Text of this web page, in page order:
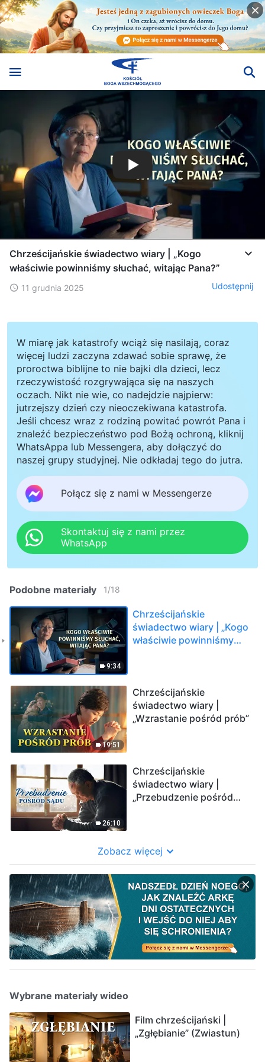
Chrześcijańskie świadectwo wiary | „Kogo
właściwie powinniśmy słuchać, witając Pana?”
11 grudnia 2025 Udostępnij
W miarę jak katastrofy wciąż się nasilają, coraz
więcej ludzi zaczyna zdawać sobie sprawę, że
proroctwa biblijne to nie bajki dla dzieci, lecz
rzeczywistość rozgrywająca się na naszych
oczach. Nikt nie wie, co nadejdzie najpierw:
jutrzejszy dzień czy nieoczekiwana katastrofa.
Jeśli chcesz wraz z rodziną powitać powrót Pana i
znaleźć bezpieczeństwo pod Bożą ochroną, kliknij
WhatsAppa lub Messengera, aby dołączyć do
naszej grupy studyjnej. Nie odkładaj tego do jutra.
Połącz się z nami w Messengerze
Skontaktuj się z nami przez
WhatsApp
Podobne materiały 1/18
9:34
Chrześcijańskie
świadectwo wiary | „Kogo
właściwie powinniśmy
19:51
Chrześcijańskie
świadectwo wiary |
„Wzrastanie pośród prób”
26:10
Chrześcijańskie
świadectwo wiary |
„Przebudzenie pośród
Zobacz więcej
Wybrane materiały wideo
Film chrześcijański |
„Zgłębianie” (Zwiastun)